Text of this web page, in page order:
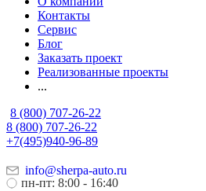
Контакты
Сервис
Блог
Заказать проект
Реализованные проекты
...
8 (800) 707-26-22
8 (800) 707-26-22
+7(495)940-96-89
info@sherpa-auto.ru
пн-пт: 8:00 - 16:40